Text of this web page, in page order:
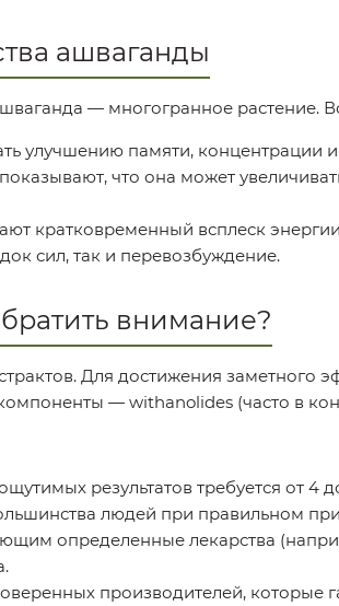
ашваганды
— многогранное растение.
улучшению памяти, концентрации
что она может
кратковременный всплеск
сил, так и перевозбуждение.
внимание?
Для достижения заметного
— withanolides (часто в
результатов требуется от 4
людей при
определенные лекарства
производителей, которые